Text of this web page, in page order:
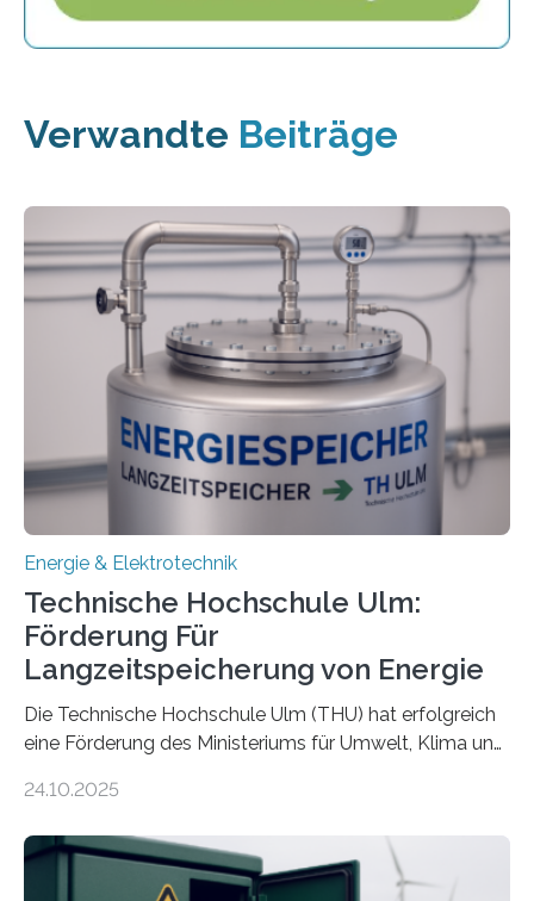
Verwandte Beiträge
Energie & Elektrotechnik
Technische Hochschule Ulm:
Förderung Für
Langzeitspeicherung von Energie
Die Technische Hochschule Ulm (THU) hat erfolgreich
eine Förderung des Ministeriums für Umwelt, Klima und
Forschungsprojekt „LAGER – Langzeitspeicherung in
Quartieren“ eingeworben. Ziel des Projekts ist die
Entwicklung, Erprobung und Demonstration von
24.10.2025